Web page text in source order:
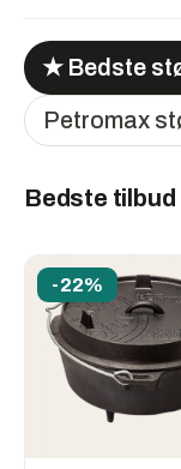
★ Bedste
Petromax
Bedste tilbud
-22%